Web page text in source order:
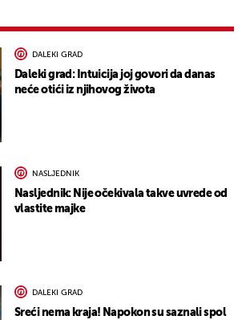
DALEKI GRAD
Daleki grad: Intuicija joj govori da danas
neće otići iz njihovog života
NASLJEDNIK
Nasljednik: Nije očekivala takve uvrede od
vlastite majke
DALEKI GRAD
Sreći nema kraja! Napokon su saznali spol